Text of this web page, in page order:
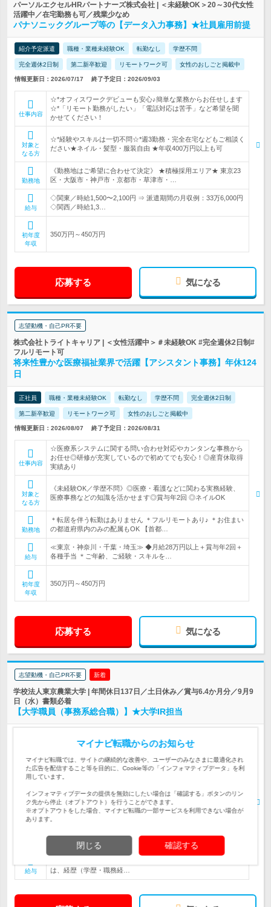
パーソルエクセルHRパートナーズ株式会社 | ＜未経験OK＞20～30代女性
活躍中／在宅勤務も可／残業少なめ
パナソニックグループ等の【データ入力事務】★社員雇用前提
紹介予定派遣 職種・業種未経験OK 転勤なし 学歴不問
完全週休2日制 第二新卒歓迎 リモートワーク可 女性のおしごと掲載中
情報更新日：2026/07/17 終了予定日：2026/09/03
仕事内容
☆*オフィスワークデビューも安心♪簡単な業務からお任せします
☆*「リモート勤務がしたい」「電話対応は苦手」など希望を聞
かせてください！
対象と
なる方
☆*経験やスキルは一切不問☆*週3勤務・完全在宅などもご相談く
ださい★ネイル・髪型・服装自由 ★年収400万円以上も可
勤務地
《勤務地はご希望に合わせて決定》 ★積極採用エリア★ 東京23
区・大阪市・神戸市・京都市・草津市・…
給与
◇関東／時給1,500〜2,100円 ⇒ 派遣期間の月収例：33万6,000円
◇関西／時給1,3…
初年度
年収
350万円～450万円
応募する 気になる
志望動機・自己PR不要
株式会社トライトキャリア | ＜女性活躍中＞＃未経験OK #完全週休2日制#
フルリモート可
将来性豊かな医療福祉業界で活躍【アシスタント事務】年休124
日
正社員 職種・業種未経験OK 転勤なし 学歴不問 完全週休2日制
第二新卒歓迎 リモートワーク可 女性のおしごと掲載中
情報更新日：2026/08/07 終了予定日：2026/08/31
仕事内容
☆医療系システムに関する問い合わせ対応やカンタンな事務から
お任せ◎研修が充実しているので初めてでも安心！◎産育休取得
実績あり
対象と
なる方
《未経験OK／学歴不問》◎医療・看護などに関わる実務経験、
医療事務などの知識を活かせます◎賞与年2回 ◎ネイルOK
勤務地
＊転居を伴う転勤はありません ＊フルリモートあり♪ ＊お住まい
の都道府県内のみの配属もOK 【首都…
給与
≪東京・神奈川・千葉・埼玉≫ ◆月給28万円以上＋賞与年2回＋
各種手当 ＊ご年齢、ご経験・スキルを…
初年度
年収
350万円～450万円
応募する 気になる
志望動機・自己PR不要 新着
学校法人東京農業大学 | 年間休日137日／土日休み／賞与6.4か月分／9月9
日（水）書類必着
【大学職員（事務系総合職）】★大学IR担当
終了予定日：2026/09/21
仕事内容
【大学IR（Institutional Research）担当】法人の経営戦略及び将
来構想に係る重要事項の調査分析等をお任せします。
対象と
なる方
【大学IR経験者歓迎】大卒以上／データ分析、データを用いた提
案ができる方／大学IRまたは企業IR経験のある方歓迎
学 ・世田谷キャンパス／東京都世…
給与
は、経歴（学歴・職務経…
マイナビ転職からのお知らせ
マイナビ転職では、サイトの継続的な改善や、ユーザーのみなさまに最適化され
た広告を配信すること等を目的に、Cookie等の「インフォマティブデータ」を利
用しています。
インフォマティブデータの提供を無効にしたい場合は「確認する」ボタンのリン
ク先から停止（オプトアウト）を行うことができます。
※オプトアウトをした場合、マイナビ転職の一部サービスを利用できない場合が
あります。
閉じる 確認する